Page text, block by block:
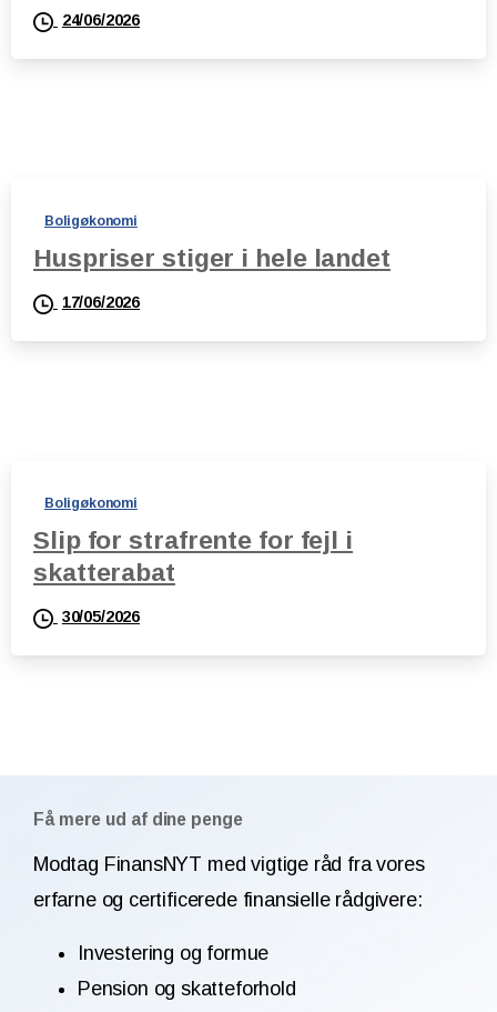
24/06/2026
Boligøkonomi
Huspriser stiger i hele landet
17/06/2026
Boligøkonomi
Slip for strafrente for fejl i
skatterabat
30/05/2026
Få mere ud af dine penge
Modtag FinansNYT med vigtige råd fra vores
erfarne og certificerede finansielle rådgivere:
Investering og formue
Pension og skatteforhold